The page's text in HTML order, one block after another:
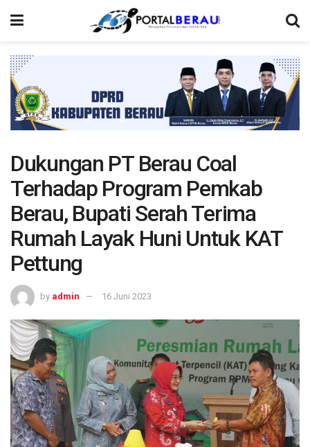
Dukungan PT Berau Coal
Terhadap Program Pemkab
Berau, Bupati Serah Terima
Rumah Layak Huni Untuk KAT
Pettung
by admin 16 Juni 2023